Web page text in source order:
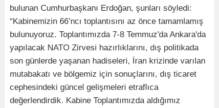
bulunan Cumhurbaşkanı Erdoğan, şunları söyledi:
“Kabinemizin 66’ncı toplantısını az önce tamamlamış
bulunuyoruz. Toplantımızda 7-8 Temmuz'da Ankara'da
yapılacak NATO Zirvesi hazırlıklarını, dış politikada
son günlerde yaşanan hadiseleri, İran krizinde varılan
mutabakatı ve bölgemiz için sonuçlarını, dış ticaret
cephesindeki güncel gelişmeleri etraflıca
değerlendirdik. Kabine Toplantımızda aldığımız